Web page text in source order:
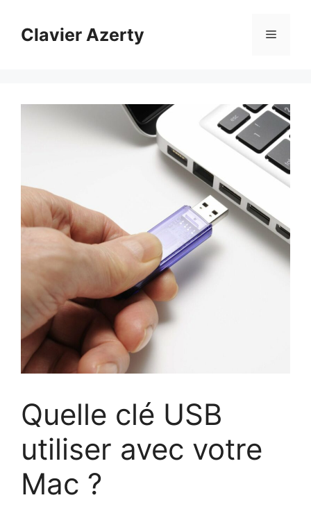
contenuClavier Azerty Menu
Quelle clé USB
utiliser avec votre
Mac ?